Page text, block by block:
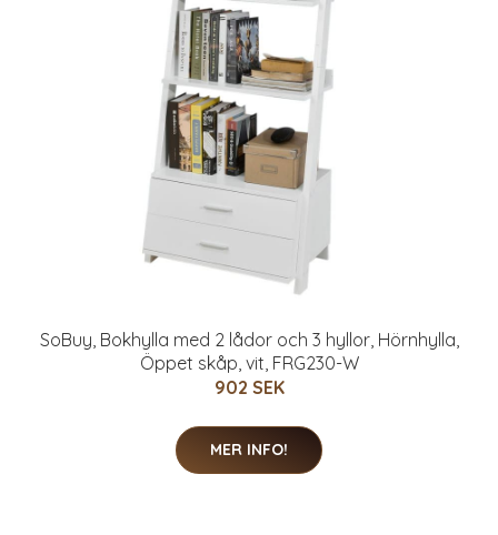
SoBuy, Bokhylla med 2 lådor och 3 hyllor, Hörnhylla,
Öppet skåp, vit, FRG230-W
902 SEK
MER INFO!